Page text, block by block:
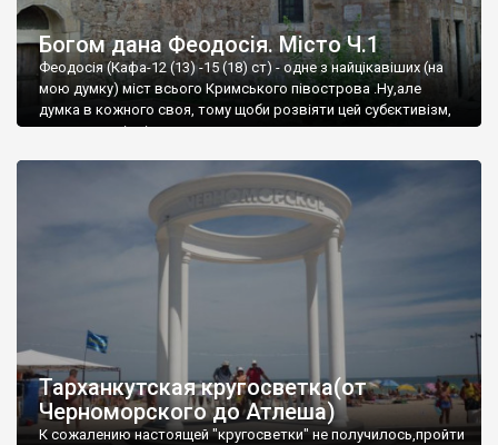
Богом дана Феодосія. Місто Ч.1
Феодосія (Кафа-12 (13) -15 (18) ст) - одне з найцікавіших (на
мою думку) міст всього Кримського півострова .Ну,але
думка в кожного своя, тому щоби розвіяти цей субєктивізм,
запрошую відвідати це
Тарханкутская кругосветка(от
Черноморского до Атлеша)
К сожалению настоящей "кругосветки" не получилось,пройти